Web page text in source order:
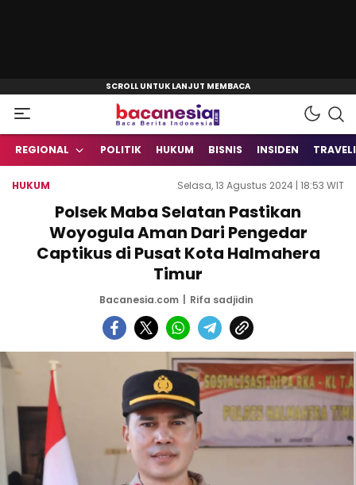
Bacanesia.com
Baca Berita Indonesia
REGIONAL POLITIK HUKUM BISNIS INSIDEN
HUKUM Selasa, 13 Agustus 2024 | 18:53 WIT
Polsek Maba Selatan Pastikan
Woyogula Aman Dari Pengedar
Captikus di Pusat Kota Halmahera
Timur
Bacanesia.com Rifa sadjidin